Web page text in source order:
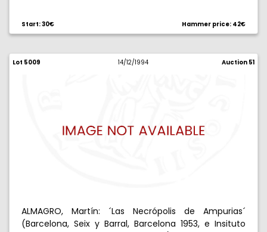
Centenario de la Royal Numismatic Society. 490
páginas en cuarto, más diez índices y 27 láminas.
Start: 30€ Hammer price: 42€
Lot 5009 14/12/1994 Auction 51
ALMAGRO, Martín: ´Las Necrópolis de Ampurias´
(Barcelona, Seix y Barral, Barcelona 1953, e Insituto